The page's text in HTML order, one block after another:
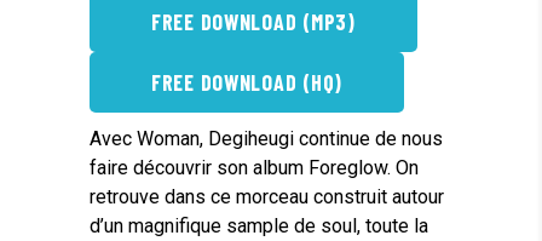
FREE DOWNLOAD (MP3)
FREE DOWNLOAD (HQ)
Avec Woman, Degiheugi continue de nous
faire découvrir son album Foreglow. On
retrouve dans ce morceau construit autour
d’un magnifique sample de soul, toute la